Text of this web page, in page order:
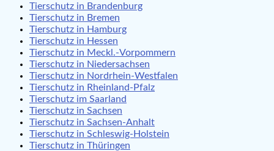
Tierschutz in Brandenburg
Tierschutz in Bremen
Tierschutz in Hamburg
Tierschutz in Hessen
Tierschutz in Meckl.-Vorpommern
Tierschutz in Niedersachsen
Tierschutz in Nordrhein-Westfalen
Tierschutz in Rheinland-Pfalz
Tierschutz im Saarland
Tierschutz in Sachsen
Tierschutz in Sachsen-Anhalt
Tierschutz in Schleswig-Holstein
Tierschutz in Thüringen